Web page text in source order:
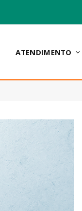
ATENDIMENTO